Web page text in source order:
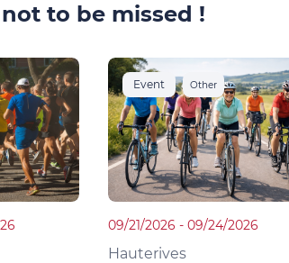
to be missed !
Event Other
09/21/2026 - 09/24/2026
Hauterives